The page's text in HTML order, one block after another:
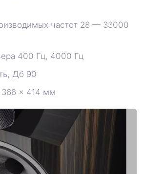
частот 28 — 33000
400 Гц, 4000 Гц
Дб 90
366 × 414 мм